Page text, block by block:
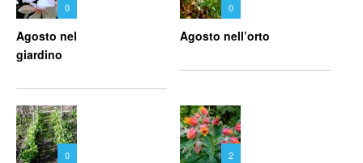
0
Agosto nel
giardino
0
Agosto nell’orto
0 2